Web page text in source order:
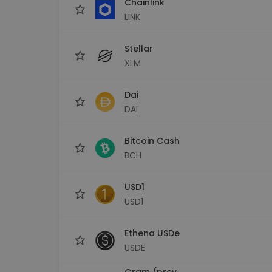
LINK
Stellar
XLM
Dai
DAI
Bitcoin Cash
BCH
USD1
USD1
Ethena USDe
USDE